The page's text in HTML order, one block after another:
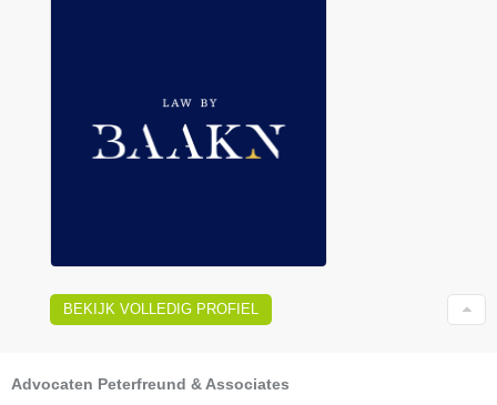
BEKIJK VOLLEDIG PROFIEL
Advocaten Peterfreund & Associates